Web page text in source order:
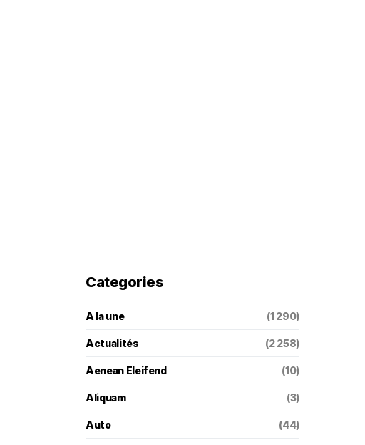
Categories
A la une (1 290)
Actualités (2 258)
Aenean Eleifend (10)
Aliquam (3)
Auto (44)